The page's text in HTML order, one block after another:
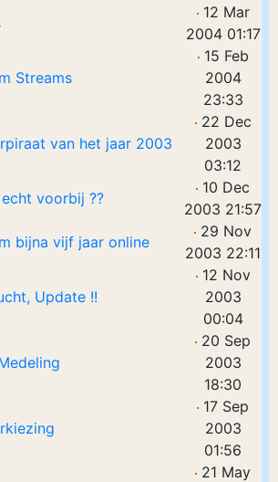
12 Mar
2004 01:17
Streams
15 Feb
2004
23:33
van het jaar 2003
22 Dec
2003
03:12
echt voorbij ??
10 Dec
2003 21:57
bijna vijf jaar online
29 Nov
2003 22:11
Update !!
12 Nov
2003
00:04
20 Sep
2003
18:30
17 Sep
2003
01:56
21 May